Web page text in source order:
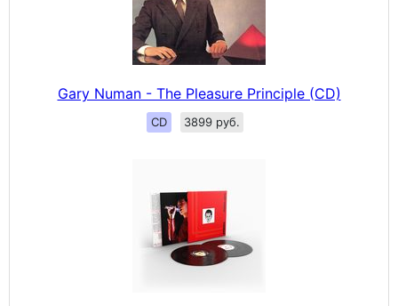
Gary Numan - The Pleasure Principle (CD)
CD 3899 руб.